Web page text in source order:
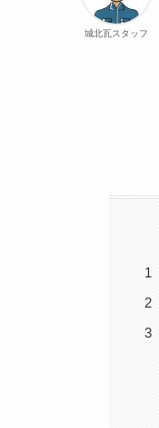
城北瓦スタッフ